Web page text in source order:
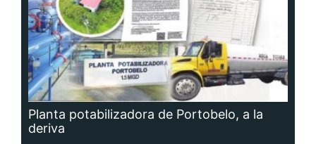
Planta potabilizadora de Portobelo, a la
deriva